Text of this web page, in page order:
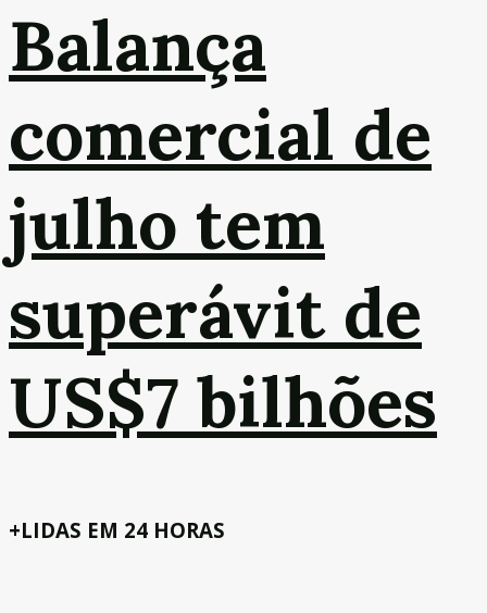
Balança
comercial de
julho tem
superávit de
US$7 bilhões
+LIDAS EM 24 HORAS